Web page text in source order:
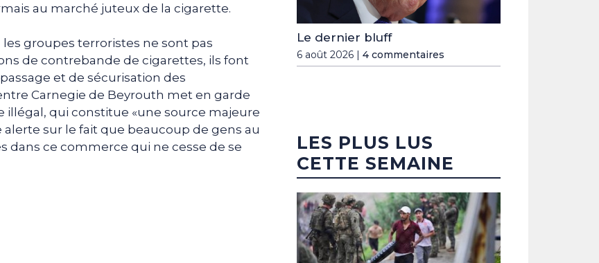
au marché juteux de la cigarette.
groupes terroristes ne sont pas
de contrebande de cigarettes, ils font
et de sécurisation des
Carnegie de Beyrouth met en garde
qui constitue «une source majeure
sur le fait que beaucoup de gens au
dans ce commerce qui ne cesse de se
Le dernier bluff
6 août 2026 | 4 commentaires
LES PLUS LUS
CETTE SEMAINE